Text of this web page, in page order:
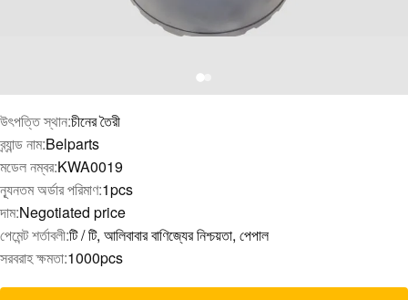
উৎপত্তি স্থান:চীনের তৈরী
ব্র্যান্ড নাম:Belparts
মডেল নম্বর:KWA0019
ন্যূনতম অর্ডার পরিমাণ:1pcs
দাম:Negotiated price
পেমেন্ট শর্তাবলী:টি / টি, আলিবাবার বাণিজ্যের নিশ্চয়তা, পেপাল
সরবরাহ ক্ষমতা:1000pcs